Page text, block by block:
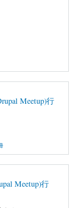
Meetup)行
Meetup)行